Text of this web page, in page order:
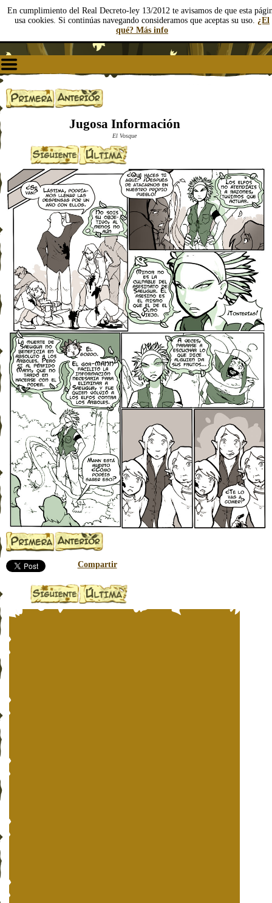
En cumplimiento del Real Decreto-ley 13/2012 te avisamos de que esta
usa cookies. Si continúas navegando consideramos que aceptas su uso. ¿El
qué? Más info
Jugosa Información
El Vosque
Compartir